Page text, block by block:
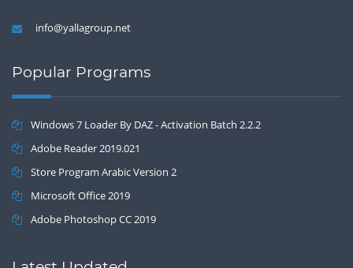
info@yallagroup.net
Popular Programs
Windows 7 Loader By DAZ - Activation Batch 2.2.2
Adobe Reader 2019.021
Store Program Arabic Version 2
Microsoft Office 2019
Adobe Photoshop CC 2019